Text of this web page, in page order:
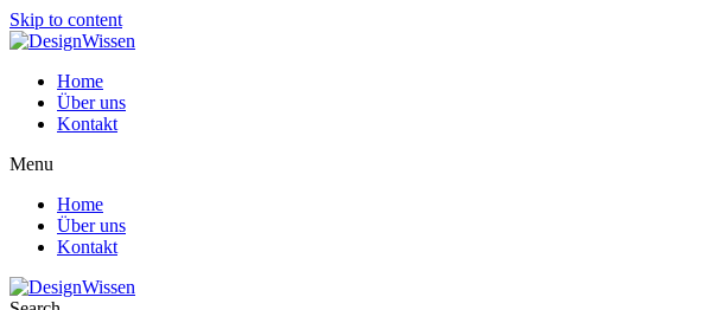
Skip to content
Home
Über uns
Kontakt
Menu
Home
Über uns
Kontakt